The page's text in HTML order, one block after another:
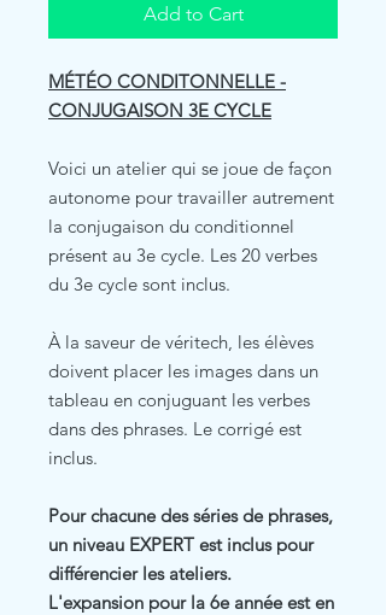
Add to Cart
MÉTÉO CONDITONNELLE -
CONJUGAISON 3E CYCLE
Voici un atelier qui se joue de façon
autonome pour travailler autrement
la conjugaison du conditionnel
présent au 3e cycle. Les 20 verbes
du 3e cycle sont inclus.
À la saveur de véritech, les élèves
doivent placer les images dans un
tableau en conjuguant les verbes
dans des phrases. Le corrigé est
inclus.
Pour chacune des séries de phrases,
un niveau EXPERT est inclus pour
différencier les ateliers.
L'expansion pour la 6e année est en